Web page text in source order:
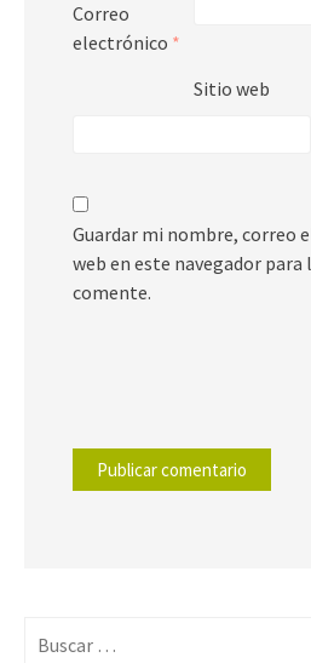
Correo
electrónico *
Sitio web
Guardar mi nombre, correo
web en este navegador para
comente.